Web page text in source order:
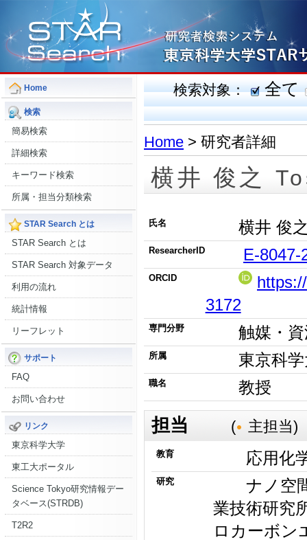
Home
検索
簡易検索
詳細検索
キーワード検索
所属・担当分類検索
STAR Search とは
STAR Search とは
STAR Search 対象データ
利用の流れ
統計情報
リーフレット
サポート
FAQ
お問い合わせ
リンク
東京科学大学
東工大ポータル
Science Tokyo研究情報デー
タベース(STRDB)
T2R2
検索対象： 全て
Home > 研究者詳細
横井 俊之
氏名 横井 俊
ResearcherID E-8047-
ORCID
3172
専門分野 触媒・
所属 東京科
職名 教授
( 主担当)
教育 応用化
研究
ナノ空間
業技術研究所 / 化学生命科学研究